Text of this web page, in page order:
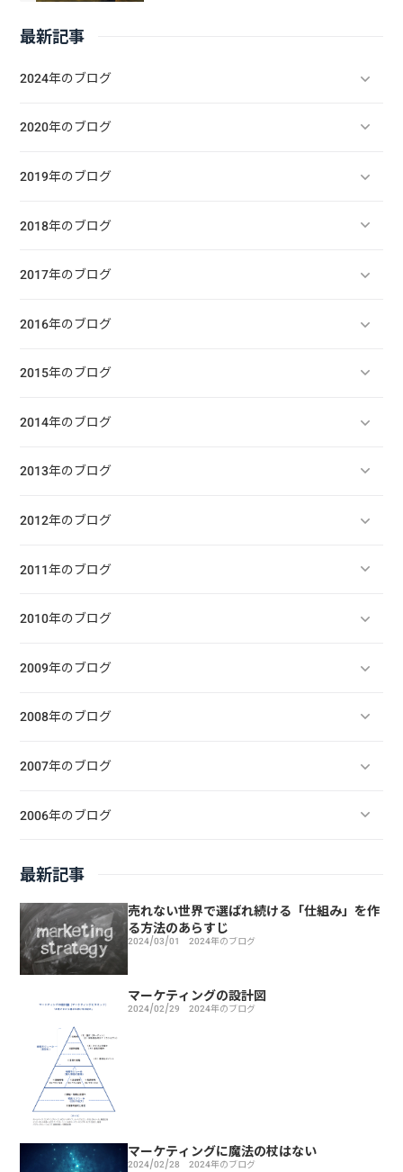
最新記事
2024年のブログ
2020年のブログ
2019年のブログ
2018年のブログ
2017年のブログ
2016年のブログ
2015年のブログ
2014年のブログ
2013年のブログ
2012年のブログ
2011年のブログ
2010年のブログ
2009年のブログ
2008年のブログ
2007年のブログ
2006年のブログ
最新記事
売れない世界で選ばれ続ける「仕組み」を作
る方法のあらすじ
2024/03/01 2024年のブログ
マーケティングの設計図
2024/02/29 2024年のブログ
マーケティングに魔法の杖はない
2024/02/28 2024年のブログ